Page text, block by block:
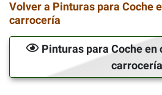
Volver a Pinturas para Coche
carrocería
Pinturas para Coche en
carrocería